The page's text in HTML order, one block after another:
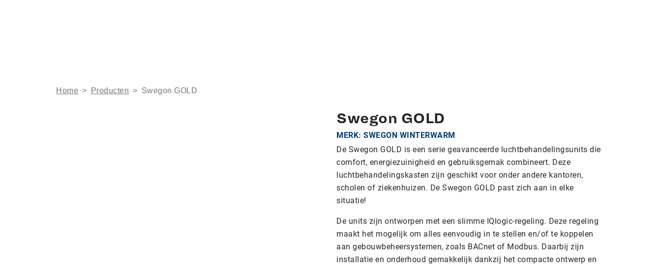
Home > Producten > Swegon GOLD
Swegon GOLD
MERK: SWEGON WINTERWARM
De Swegon GOLD is een serie geavanceerde luchtbehandelingsunits die
comfort, energiezuinigheid en gebruiksgemak combineert. Deze
luchtbehandelingskasten zijn geschikt voor onder andere kantoren,
scholen of ziekenhuizen. De Swegon GOLD past zich aan in elke
situatie!
De units zijn ontworpen met een slimme IQlogic-regeling. Deze regeling
maakt het mogelijk om alles eenvoudig in te stellen en/of te koppelen
aan gebouwbeheersystemen, zoals BACnet of Modbus. Daarbij zijn
installatie en onderhoud gemakkelijk dankzij het compacte ontwerp en